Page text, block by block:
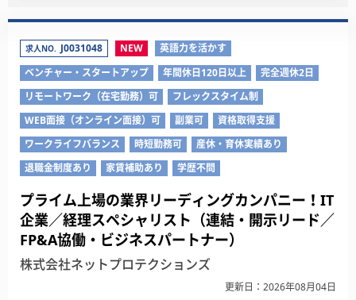
求人NO. J0031048 NEW
英語力を活かす
ベンチャー・スタートアップ
年間休日120日以上
完全週休2日
リモートワーク（在宅勤務）可
フレックスタイム制
WEB面接（オンライン面接）可
副業可
資格取得支援
ワークライフバランス
時短勤務可
産休・育休実績あり
退職金制度あり
家賃補助あり 学歴不問
プライム上場の業界リーディングカンパニー！IT
企業／経理スペシャリスト（連結・開示リード／
FP&A協働・ビジネスパートナー）
株式会社ネットプロテクションズ
更新日：2026年08月04日